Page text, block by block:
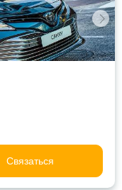
Связаться